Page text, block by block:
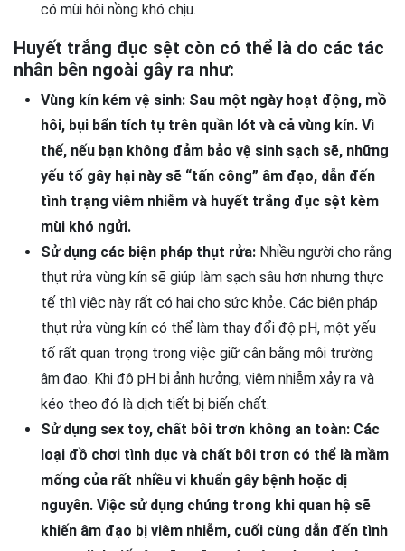
có mùi hôi nồng khó chịu.
Huyết trắng đục sệt còn có thể là do các tác
nhân bên ngoài gây ra như:
Vùng kín kém vệ sinh: Sau một ngày hoạt động, mồ
hôi, bụi bẩn tích tụ trên quần lót và cả vùng kín. Vì
thế, nếu bạn không đảm bảo vệ sinh sạch sẽ, những
yếu tố gây hại này sẽ “tấn công” âm đạo, dẫn đến
tình trạng viêm nhiễm và huyết trắng đục sệt kèm
mùi khó ngửi.
Sử dụng các biện pháp thụt rửa: Nhiều người cho rằng
thụt rửa vùng kín sẽ giúp làm sạch sâu hơn nhưng thực
tế thì việc này rất có hại cho sức khỏe. Các biện pháp
thụt rửa vùng kín có thể làm thay đổi độ pH, một yếu
tố rất quan trọng trong việc giữ cân bằng môi trường
âm đạo. Khi độ pH bị ảnh hưởng, viêm nhiễm xảy ra và
kéo theo đó là dịch tiết bị biến chất.
Sử dụng sex toy, chất bôi trơn không an toàn: Các
loại đồ chơi tình dục và chất bôi trơn có thể là mầm
mống của rất nhiều vi khuẩn gây bệnh hoặc dị
nguyên. Việc sử dụng chúng trong khi quan hệ sẽ
khiến âm đạo bị viêm nhiễm, cuối cùng dẫn đến tình